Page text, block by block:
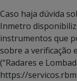
Caso haja dúvida
Inmetro
instrumentos que
sobre a verificação
(“Radares e
https://